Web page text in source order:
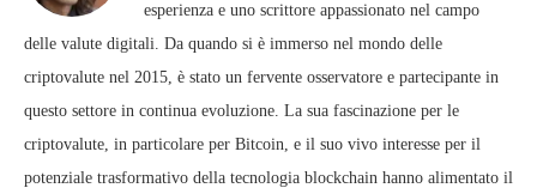
esperienza e uno scrittore appassionato nel campo
delle valute digitali. Da quando si è immerso nel mondo delle
criptovalute nel 2015, è stato un fervente osservatore e partecipante in
questo settore in continua evoluzione. La sua fascinazione per le
criptovalute, in particolare per Bitcoin, e il suo vivo interesse per il
potenziale trasformativo della tecnologia blockchain hanno alimentato il